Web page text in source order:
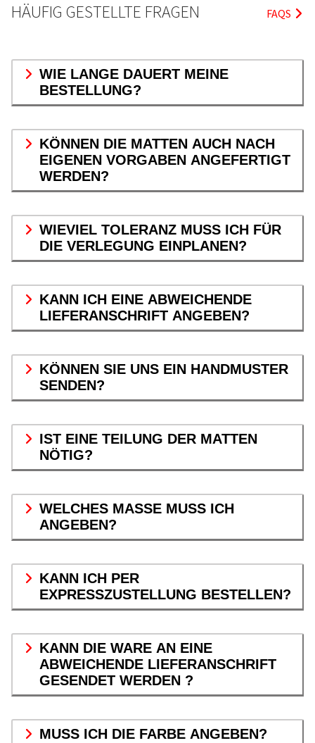
HÄUFIG GESTELLTE FRAGEN FAQS
WIE LANGE DAUERT MEINE
BESTELLUNG?
KÖNNEN DIE MATTEN AUCH NACH
EIGENEN VORGABEN ANGEFERTIGT
WERDEN?
WIEVIEL TOLERANZ MUSS ICH FÜR
DIE VERLEGUNG EINPLANEN?
KANN ICH EINE ABWEICHENDE
LIEFERANSCHRIFT ANGEBEN?
KÖNNEN SIE UNS EIN HANDMUSTER
SENDEN?
IST EINE TEILUNG DER MATTEN
NÖTIG?
WELCHES MASSE MUSS ICH A
NGEBEN?
KANN ICH PER
EXPRESSZUSTELLUNG BESTELLEN?
KANN DIE WARE AN EINE
ABWEICHENDE LIEFERANSCHRIFT
GESENDET WERDEN ?
MUSS ICH DIE FARBE ANGEBEN?